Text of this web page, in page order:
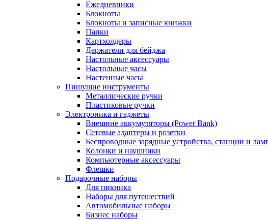
Ежедневники
Блокноты
Блокноты и записные книжки
Папки
Картхолдеры
Держатели для бейджа
Настольные аксессуары
Настольные часы
Настенные часы
Пишущие инструменты
Металлические ручки
Пластиковые ручки
Электроника и гаджеты
Внешние аккумуляторы (Power Bank)
Сетевые адаптеры и розетки
Беспроводные зарядные устройства, станции и
Колонки и наушники
Компьютерные аксессуары
Флешки
Подарочные наборы
Для пикника
Наборы для путешествий
Автомобильные наборы
Бизнес наборы